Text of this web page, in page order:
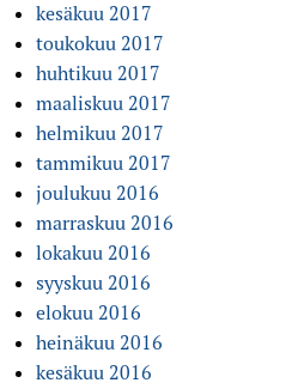
kesäkuu 2017
toukokuu 2017
huhtikuu 2017
maaliskuu 2017
helmikuu 2017
tammikuu 2017
joulukuu 2016
marraskuu 2016
lokakuu 2016
syyskuu 2016
elokuu 2016
heinäkuu 2016
kesäkuu 2016